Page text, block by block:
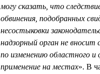
могу сказать, что
обвинения, подобранных
несостыковки
надзорный орган не вносит
по изменению областного и
применение на местах». В